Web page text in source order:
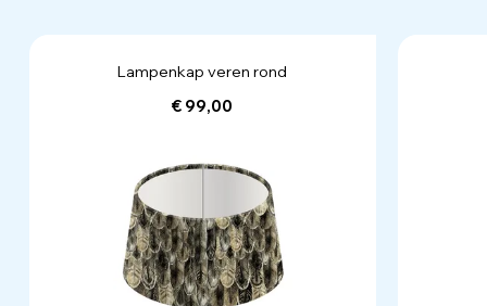
Lampenkap veren rond
€ 99,00